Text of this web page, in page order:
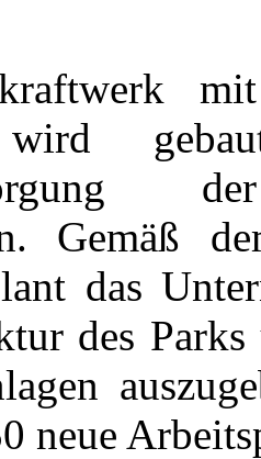
wird
Gemäß
das
des
neue